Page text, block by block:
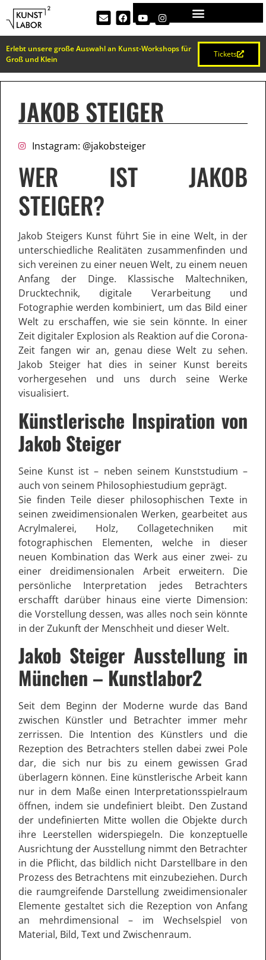
Erlebt unsere große Auswahl an Kunst-Workshops für
Groß und Klein
Tickets
JAKOB STEIGER
Instagram: @jakobsteiger
WER IST JAKOB
STEIGER?
Jakob Steigers Kunst führt Sie in eine Welt, in der
unterschiedliche Realitäten zusammenfinden und
sich vereinen zu einer neuen Welt, zu einem neuen
Anfang der Dinge. Klassische Maltechniken,
Drucktechnik, digitale Verarbeitung und
Fotographie werden kombiniert, um das Bild einer
Welt zu erschaffen, wie sie sein könnte. In einer
Zeit digitaler Explosion als Reaktion auf die Corona-
Zeit fangen wir an, genau diese Welt zu sehen.
Jakob Steiger hat dies in seiner Kunst bereits
vorhergesehen und uns durch seine Werke
visualisiert.
Künstlerische Inspiration von
Jakob Steiger
Seine Kunst ist – neben seinem Kunststudium –
auch von seinem Philosophiestudium geprägt.
Sie finden Teile dieser philosophischen Texte in
seinen zweidimensionalen Werken, gearbeitet aus
Acrylmalerei, Holz, Collagetechniken mit
fotographischen Elementen, welche in dieser
neuen Kombination das Werk aus einer zwei- zu
einer dreidimensionalen Arbeit erweitern. Die
persönliche Interpretation jedes Betrachters
erschafft darüber hinaus eine vierte Dimension:
die Vorstellung dessen, was alles noch sein könnte
in der Zukunft der Menschheit und dieser Welt.
Jakob Steiger Ausstellung in
München – Kunstlabor2
Seit dem Beginn der Moderne wurde das Band
zwischen Künstler und Betrachter immer mehr
zerrissen. Die Intention des Künstlers und die
Rezeption des Betrachters stellen dabei zwei Pole
dar, die sich nur bis zu einem gewissen Grad
überlagern können. Eine künstlerische Arbeit kann
nur in dem Maße einen Interpretationsspielraum
öffnen, indem sie undefiniert bleibt. Den Zustand
der undefinierten Mitte wollen die Objekte durch
ihre Leerstellen widerspiegeln. Die konzeptuelle
Ausrichtung der Ausstellung nimmt den Betrachter
in die Pflicht, das bildlich nicht Darstellbare in den
Prozess des Betrachtens mit einzubeziehen. Durch
die raumgreifende Darstellung zweidimensionaler
Elemente gestaltet sich die Rezeption von Anfang
an mehrdimensional – im Wechselspiel von
Material, Bild, Text und Zwischenraum.